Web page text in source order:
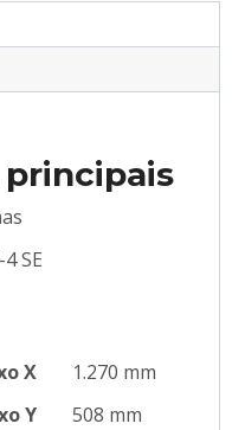
4 SE
X
1.270 mm
Y
508 mm